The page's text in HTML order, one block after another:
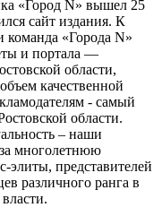
«Город N» вышел 25
сайт издания. К
команда «Города N»
и портала —
области,
качественной
- самый
области.
– наши
многолетнюю
элиты, представителей
различного ранга в